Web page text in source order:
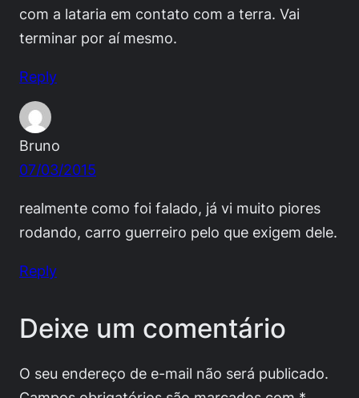
com a lataria em contato com a terra. Vai
terminar por aí mesmo.
Reply
Bruno
07/03/2015
realmente como foi falado, já vi muito piores
rodando, carro guerreiro pelo que exigem dele.
Reply
Deixe um comentário
O seu endereço de e-mail não será publicado.